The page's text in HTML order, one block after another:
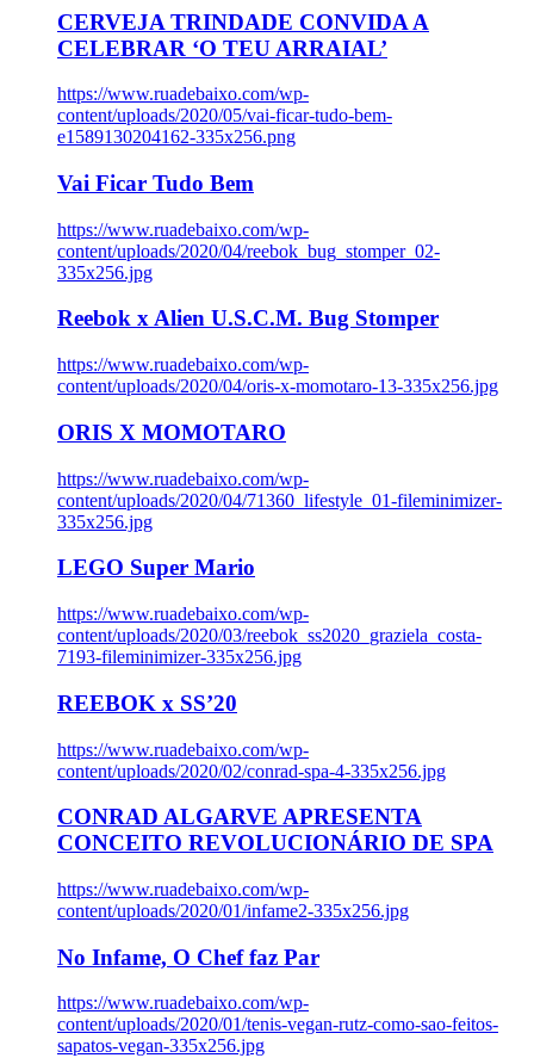
CERVEJA TRINDADE CONVIDA A
CELEBRAR ‘O TEU ARRAIAL’
https://www.ruadebaixo.com/wp-
content/uploads/2020/05/vai-ficar-tudo-bem-
e1589130204162-335x256.png
Vai Ficar Tudo Bem
https://www.ruadebaixo.com/wp-
content/uploads/2020/04/reebok_bug_stomper_02-
335x256.jpg
Reebok x Alien U.S.C.M. Bug Stomper
https://www.ruadebaixo.com/wp-
content/uploads/2020/04/oris-x-momotaro-13-335x256.jpg
ORIS X MOMOTARO
https://www.ruadebaixo.com/wp-
content/uploads/2020/04/71360_lifestyle_01-fileminimizer-
335x256.jpg
LEGO Super Mario
https://www.ruadebaixo.com/wp-
content/uploads/2020/03/reebok_ss2020_graziela_costa-
7193-fileminimizer-335x256.jpg
REEBOK x SS’20
https://www.ruadebaixo.com/wp-
content/uploads/2020/02/conrad-spa-4-335x256.jpg
CONRAD ALGARVE APRESENTA
CONCEITO REVOLUCIONÁRIO DE SPA
https://www.ruadebaixo.com/wp-
content/uploads/2020/01/infame2-335x256.jpg
No Infame, O Chef faz Par
https://www.ruadebaixo.com/wp-
content/uploads/2020/01/tenis-vegan-rutz-como-sao-feitos-
sapatos-vegan-335x256.jpg